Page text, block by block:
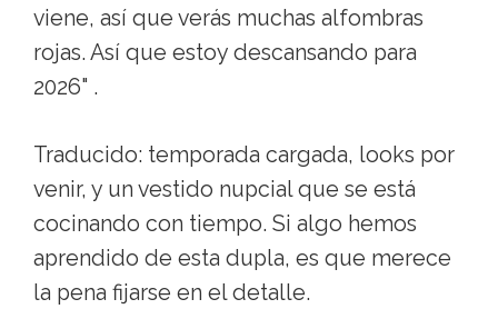
viene, así que verás muchas alfombras
rojas. Así que estoy descansando para
2026" .
Traducido: temporada cargada, looks por
venir, y un vestido nupcial que se está
cocinando con tiempo. Si algo hemos
aprendido de esta dupla, es que merece
la pena fijarse en el detalle.